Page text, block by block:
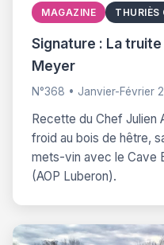
MAGAZINE THURIÈS
Signature : La
Meyer
N°368 • Janvier-Février
Recette du Chef Julien
froid au bois de hêtre,
mets-vin avec le Cave
(AOP Luberon).